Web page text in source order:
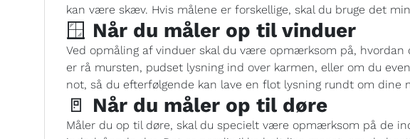
kan være skæv. Hvis målene er forskellige, skal du bruge det
🪟 Når du måler op til vinduer
Ved opmåling af vinduer skal du være opmærksom på,
er rå mursten, pudset lysning ind over karmen, eller om du
not, så du efterfølgende kan lave en flot lysning rundt om dine
🚪 Når du måler op til døre
Måler du op til døre, skal du specielt være opmærksom på de